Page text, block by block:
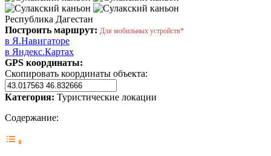
Республика Дагестан
Построить маршрут: Для мобильных устройств*
в Я.Навигаторе
в Яндекс.Картах
GPS координаты:
Скопировать координаты объекта:
Категория: Туристические локации
Содержание: